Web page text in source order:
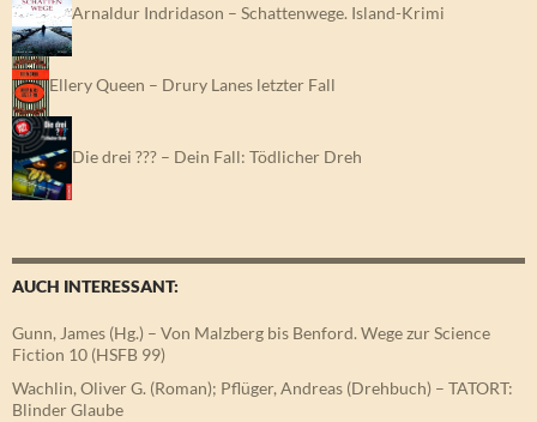
Arnaldur Indridason – Schattenwege. Island-Krimi
Ellery Queen – Drury Lanes letzter Fall
Die drei ??? – Dein Fall: Tödlicher Dreh
AUCH INTERESSANT:
Gunn, James (Hg.) – Von Malzberg bis Benford. Wege zur Science
Fiction 10 (HSFB 99)
Wachlin, Oliver G. (Roman); Pflüger, Andreas (Drehbuch) – TATORT:
Blinder Glaube